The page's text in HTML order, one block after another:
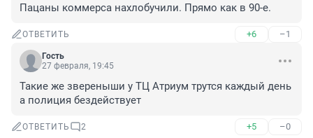
Пацаны коммерса нахлобучили. Прямо как в 90-е.
ОТВЕТИТЬ +6 –1
Гость
27 февраля, 19:45
Такие же звереныши у ТЦ Атриум трутся каждый день
а полиция бездействует
ОТВЕТИТЬ 2 +5 –0